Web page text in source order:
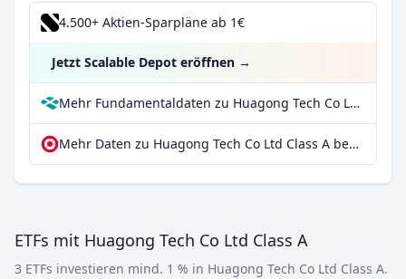
4.500+ Aktien-Sparpläne ab 1€
Jetzt Scalable Depot eröffnen →
Mehr Fundamentaldaten zu Huagong Tech Co Ltd Class A bei Parqet
Mehr Daten zu Huagong Tech Co Ltd Class A bei extraETF
ETFs mit Huagong Tech Co Ltd Class A
3 ETFs investieren mind. 1 % in Huagong Tech Co Ltd Class A.